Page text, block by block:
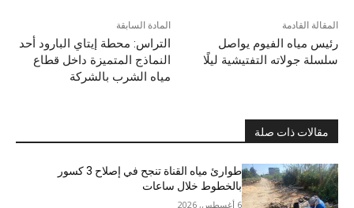
المادة السابقة
التراس: محطة إيتاي البارود أحد
النماذج المتميزة داخل قطاع
مياه الشرب بالشركة
المقالة القادمة
رئيس مياه الفيوم يواصل
سلسلة جولاته التفتيشية ليلًا
مقالات ذات صلة
طوارئ مياه القناة تنجح في إصلاح 3 كسور
بالخطوط خلال ساعات
6 أغسطس, 2026